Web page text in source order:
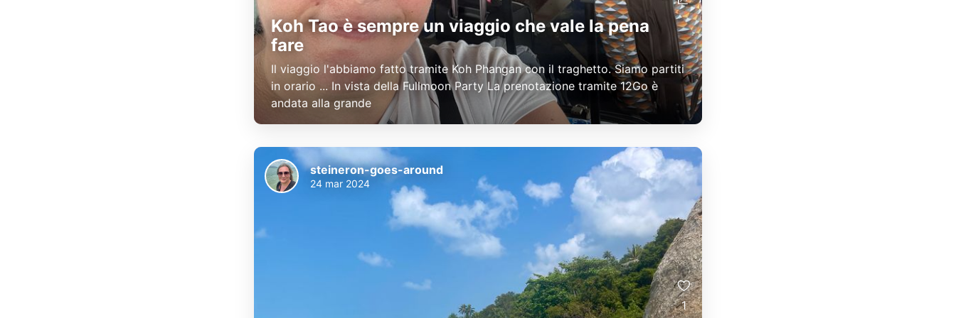
Koh Tao è sempre un viaggio che vale la pena
fare
Il viaggio l'abbiamo fatto tramite Koh Phangan con il traghetto. Siamo partiti
in orario ... In vista della Fullmoon Party La prenotazione tramite 12Go è
andata alla grande
steineron-goes-around
24 mar 2024
1